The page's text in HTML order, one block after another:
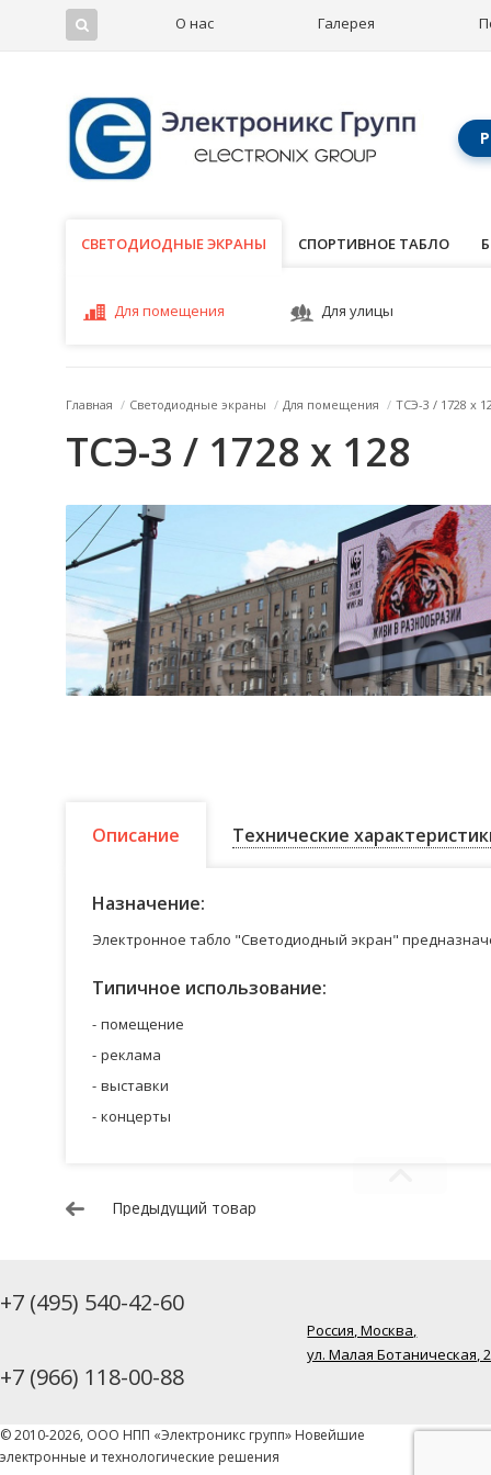
О нас Галерея
СВЕТОДИОДНЫЕ ЭКРАНЫ
СВЕТОДИОДНЫЕ ЭКРАНЫ СПОРТИВНОЕ ТАБЛО
Для помещения Для улицы
Главная / Светодиодные экраны / Для помещения / ТСЭ-3 / 1728 x
ТСЭ-3 / 1728 x 128
Описание Технические
Назначение:
Электронное табло "Светодиодный экран"
Типичное использование:
помещение
реклама
выставки
концерты
Предыдущий товар
+7 (495) 540-42-60
+7 (966) 118-00-88
Россия, Москва,
ул. Малая Ботаническая,
© 2010-2026, ООО НПП «Электроникс групп» Новейшие
электронные и технологические решения